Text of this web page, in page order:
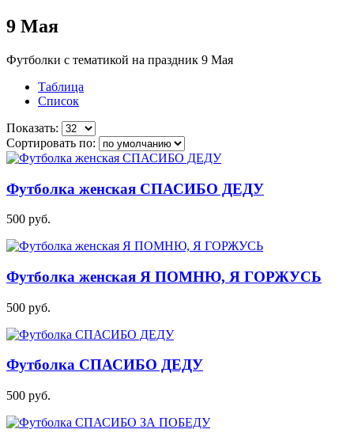
9 Мая
Футболки с тематикой на праздник 9 Мая
Таблица
Список
Показать:
Сортировать по:
Футболка женская СПАСИБО ДЕДУ
500 руб.
Футболка женская Я ПОМНЮ, Я ГОРЖУСЬ
500 руб.
Футболка СПАСИБО ДЕДУ
500 руб.